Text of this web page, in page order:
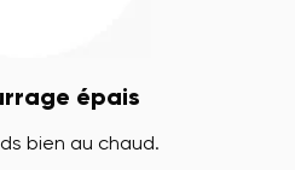
épais
bien au chaud.